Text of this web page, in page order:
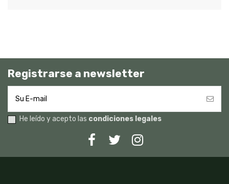
Registrarse a newsletter
He leído y acepto las condiciones legales